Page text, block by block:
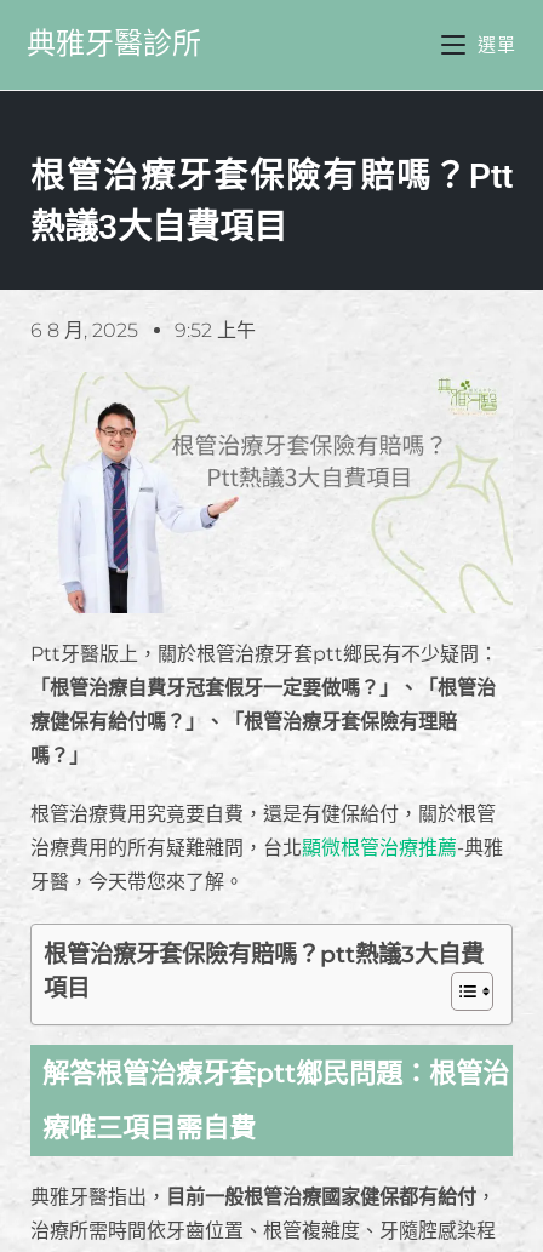
典雅牙醫診所 選單
根管治療牙套保險有賠嗎？ptt
熱議3大自費項目
6 8 月, 2025 9:52 上午
Ptt牙醫版上，關於根管治療牙套ptt鄉民有不少疑問：
「根管治療自費牙冠套假牙一定要做嗎？」、「根管治
療健保有給付嗎？」、「根管治療牙套保險有理賠
嗎？」
根管治療費用究竟要自費，還是有健保給付，關於根管
治療費用的所有疑難雜問，台北顯微根管治療推薦-典雅
牙醫，今天帶您來了解。
根管治療牙套保險有賠嗎？ptt熱議3大自費
項目
解答根管治療牙套ptt鄉民問題：根管治
療唯三項目需自費
典雅牙醫指出， 目前一般根管治療國家健保都有給付 ，
治療所需時間依牙齒位置、根管複雜度、牙隨腔感染程